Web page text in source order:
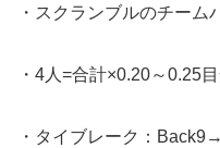
・スクランブルのチー
・4人=合計×0.20～0.25
・タイブレーク：